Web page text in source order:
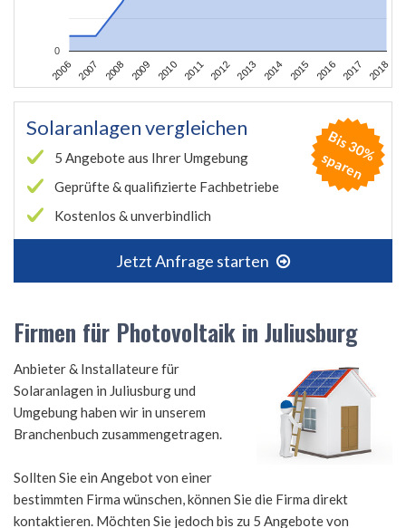
2006 2007 2008 2009 2010 2011 2012 2013 2014 2015 2016 2017 2018
0
Solaranlagen vergleichen
5 Angebote aus Ihrer Umgebung
Geprüfte & qualifizierte Fachbetriebe
Kostenlos & unverbindlich
Jetzt Anfrage starten
B
is
3
0
%
s
p
a
r
e
n
Firmen für Photovoltaik in Juliusburg
Anbieter & Installateure für
Solaranlagen in Juliusburg und
Umgebung haben wir in unserem
Branchenbuch zusammengetragen.
Sollten Sie ein Angebot von einer
bestimmten Firma wünschen, können Sie die Firma direkt
kontaktieren. Möchten Sie jedoch bis zu 5 Angebote von